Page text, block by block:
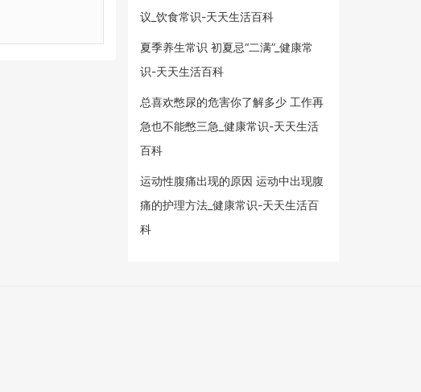
议_饮食常识-天天生活百科
夏季养生常识 初夏忌“二满”_健康常
识-天天生活百科
总喜欢憋尿的危害你了解多少 工作再
急也不能憋三急_健康常识-天天生活
百科
运动性腹痛出现的原因 运动中出现腹
痛的护理方法_健康常识-天天生活百
科